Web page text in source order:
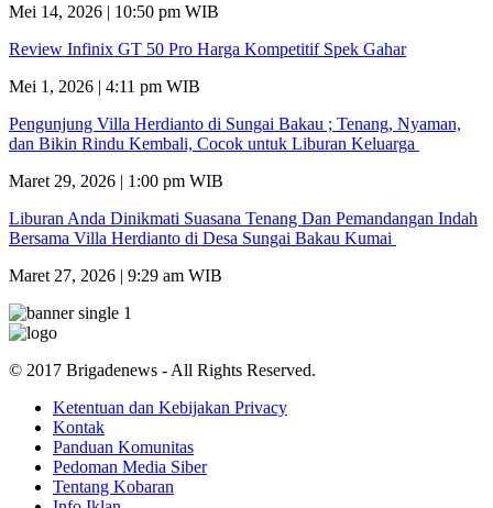
Mei 14, 2026 | 10:50 pm WIB
Review Infinix GT 50 Pro Harga Kompetitif Spek Gahar
Mei 1, 2026 | 4:11 pm WIB
Pengunjung Villa Herdianto di Sungai Bakau ; Tenang, Nyaman,
dan Bikin Rindu Kembali, Cocok untuk Liburan Keluarga
Maret 29, 2026 | 1:00 pm WIB
Liburan Anda Dinikmati Suasana Tenang Dan Pemandangan Indah
Bersama Villa Herdianto di Desa Sungai Bakau Kumai
Maret 27, 2026 | 9:29 am WIB
© 2017 Brigadenews - All Rights Reserved.
Ketentuan dan Kebijakan Privacy
Kontak
Panduan Komunitas
Pedoman Media Siber
Tentang Kobaran